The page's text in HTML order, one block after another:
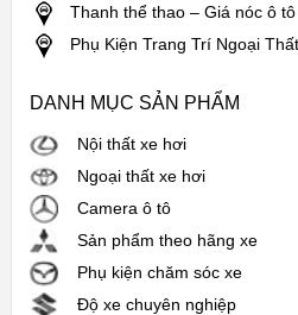
Thanh thể thao – Giá nóc ô tô
Phụ Kiện Trang Trí Ngoại Thất
DANH MỤC SẢN PHẨM
Nội thất xe hơi
Ngoại thất xe hơi
Camera ô tô
Sản phẩm theo hãng xe
Phụ kiện chăm sóc xe
Độ xe chuyên nghiệp